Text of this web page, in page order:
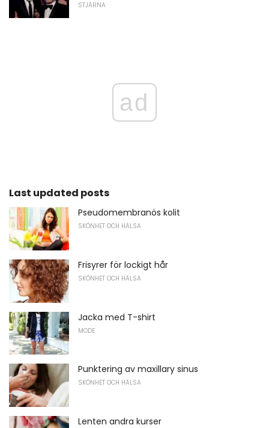
STJÄRNA
ad
Last updated posts
Pseudomembranös kolit
SKÖNHET OCH HÄLSA
Frisyrer för lockigt hår
SKÖNHET OCH HÄLSA
Jacka med T-shirt
MODE
Punktering av maxillary sinus
SKÖNHET OCH HÄLSA
Lenten andra kurser